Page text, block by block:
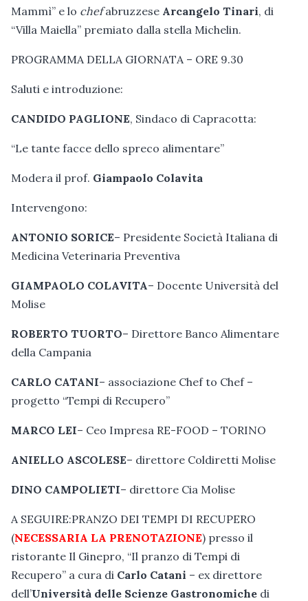
Mammì” e lo chefabruzzese Arcangelo Tinari, di
“Villa Maiella” premiato dalla stella Michelin.
PROGRAMMA DELLA GIORNATA – ORE 9.30
Saluti e introduzione:
CANDIDO PAGLIONE, Sindaco di Capracotta:
“Le tante facce dello spreco alimentare”
Modera il prof. Giampaolo Colavita
Intervengono:
ANTONIO SORICE– Presidente Società Italiana di
Medicina Veterinaria Preventiva
GIAMPAOLO COLAVITA– Docente Università del
Molise
ROBERTO TUORTO– Direttore Banco Alimentare
della Campania
CARLO CATANI– associazione Chef to Chef –
progetto “Tempi di Recupero”
MARCO LEI– Ceo Impresa RE-FOOD – TORINO
ANIELLO ASCOLESE– direttore Coldiretti Molise
DINO CAMPOLIETI– direttore Cia Molise
A SEGUIRE:PRANZO DEI TEMPI DI RECUPERO
(NECESSARIA LA PRENOTAZIONE) presso il
ristorante Il Ginepro, “Il pranzo di Tempi di
Recupero” a cura di Carlo Catani – ex direttore
dell’Università delle Scienze Gastronomiche di